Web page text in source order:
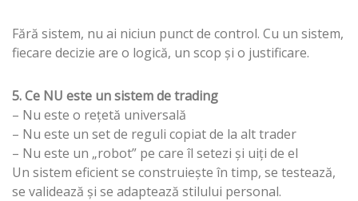
Fără sistem, nu ai niciun punct de control. Cu un sistem,
fiecare decizie are o logică, un scop și o justificare.
5. Ce NU este un sistem de trading
– Nu este o rețetă universală
– Nu este un set de reguli copiat de la alt trader
– Nu este un „robot” pe care îl setezi și uiți de el
Un sistem eficient se construiește în timp, se testează,
se validează și se adaptează stilului personal.